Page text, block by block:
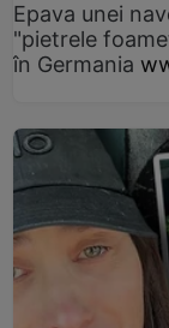
Epava unei
"pietrele
în Germania